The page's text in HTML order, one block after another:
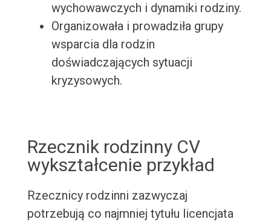
wychowawczych i dynamiki rodziny.
Organizowała i prowadziła grupy
wsparcia dla rodzin
doświadczających sytuacji
kryzysowych.
Rzecznik rodzinny CV
wykształcenie przykład
Rzecznicy rodzinni zazwyczaj
potrzebują co najmniej tytułu licencjata